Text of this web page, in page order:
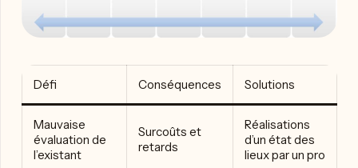
Défi Conséquences Solutions
Mauvaise
évaluation de
l’existant
Surcoûts et
retards
Réalisations
d’un état des
lieux par un pro